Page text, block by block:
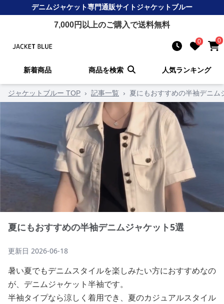
デニムジャケット専門通販サイトジャケットブルー
7,000円以上のご購入で送料無料
0 0
新着商品 商品を検索 人気ランキング
ジャケットブルー TOP › 記事一覧 › 夏にもおすすめの半袖デニム
夏にもおすすめの半袖デニムジャケット5選
更新日 2026-06-18
暑い夏でもデニムスタイルを楽しみたい方におすすめなの
が、デニムジャケット半袖です。
半袖タイプなら涼しく着用でき、夏のカジュアルスタイル